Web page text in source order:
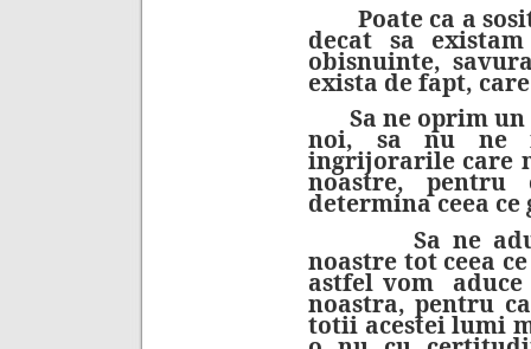
Poate ca a
decat sa
obisnuinte,
exista de fapt,
Sa ne oprim un
noi, sa nu ne
ingrijorarile care
noastre,
determina ceea ce
Sa ne
noastre tot ceea
astfel vom
noastra, pentru
totii acestei lumi